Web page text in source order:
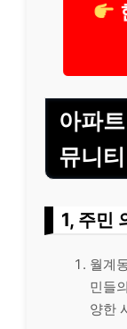
아파
뮤니
1, 주민
월계
민들
양한